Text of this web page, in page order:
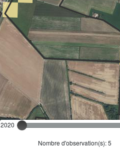
2020
Nombre d'observation(s): 5